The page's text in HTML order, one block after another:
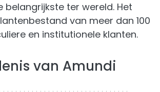
belangrijkste ter wereld. Het
van meer dan 100
en institutionele klanten.
van Amundi